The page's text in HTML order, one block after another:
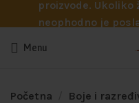
proizvode.
neophodno je
proizvoda.
potrebna pomoć
Menu
Početna Boje i